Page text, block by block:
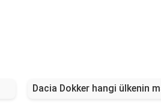
Dacia Dokker hangi ülkenin